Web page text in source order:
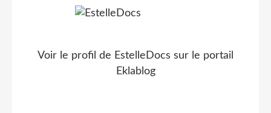
Voir le profil de EstelleDocs sur le portail
Eklablog